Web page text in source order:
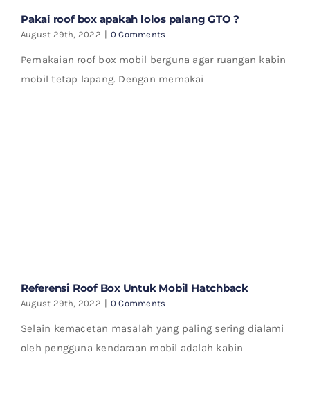
Pakai roof box apakah lolos palang GTO ?
August 29th, 2022 | 0 Comments
Pemakaian roof box mobil berguna agar ruangan kabin
mobil tetap lapang. Dengan memakai
Referensi Roof Box Untuk Mobil Hatchback
August 29th, 2022 | 0 Comments
Selain kemacetan masalah yang paling sering dialami
oleh pengguna kendaraan mobil adalah kabin